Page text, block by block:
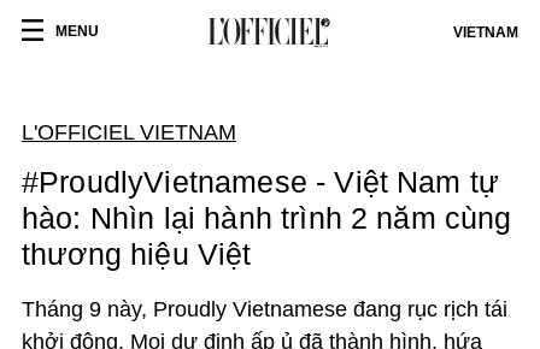
MENU VIETNAM
L'OFFICIEL VIETNAM
#ProudlyVietnamese - Việt Nam tự
hào: Nhìn lại hành trình 2 năm cùng
thương hiệu Việt
Tháng 9 này, Proudly Vietnamese đang rục rịch tái
khởi động. Mọi dự định ấp ủ đã thành hình, hứa